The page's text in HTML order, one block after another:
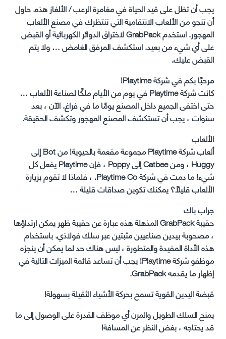
يجب أن تظل على قيد الحياة في مغامرة الرعب / الألغاز هذه. حاول
أن تنجو من الألعاب الانتقامية التي تنتظرك في مصنع الألعاب
المهجور. استخدم GrabPack لاختراق الدوائر الكهربائية أو القبض
على أي شيء من بعيد. استكشف المرفق الغامض … ولا يتم
القبض عليك.
مرحبًا بكم في شركة Playtime!
كانت شركة Playtime في يوم من الأيام ملكًا لصناعة الألعاب …
حتى اختفى الجميع داخل المصنع يومًا ما في فراغ. الآن ، بعد
سنوات ، يجب أن تستكشف المصنع المهجور وتكشف الحقيقة.
الألعاب
ألعاب شركة Playtime مجموعة مفعمة بالحيوية! من Bot إلى
Huggy ، ومن Catbee إلى Poppy ، فإن Playtime يفعل كل
شيء! ما دمت في شركة Playtime Co. ، فلماذا لا تقوم بزيارة
الألعاب قليلاً؟ يمكنك تكوين صداقات قليلة …
جراب باك
حقيبة GrabPack المذهلة هذه عبارة عن حقيبة ظهر يمكن ارتداؤها
، مصحوبة بيدين صناعيين مثبتين عبر سلك فولاذي. باستخدام
هذه الأداة المفيدة والمتطورة ، ليس هناك حد لما يمكن أن ينجزه
موظفو شركة Playtime! يجب أن تساعد قائمة الميزات التالية في
إظهار ما يقدمه GrabPack.
قبضة اليدين القوية تسمح بحركة الأشياء الثقيلة بسهولة!
يمنح السلك الطويل والمرن أي موظف القدرة على الوصول إلى ما
قد يحتاجه ، بغض النظر عن المسافة!